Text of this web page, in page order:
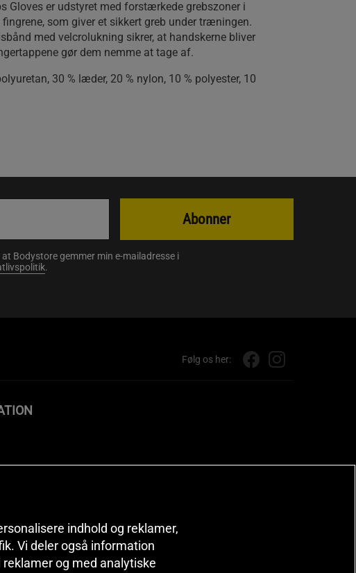
Gloves er udstyret med forstærkede grebszoner i
som giver et sikkert greb under træningen.
med velcrolukning sikrer, at handskerne bliver
gør dem nemme at tage af.
30 % læder, 20 % nylon, 10 % polyester, 10
Bodystore gemmer min e-mailadresse i
.
Abonner
Følg os her:
indhold og reklamer,
Vi deler også information
og med analytiske